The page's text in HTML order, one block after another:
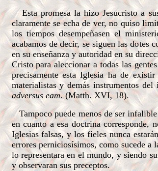
Esta promesa la hizo Jesucristo a
claramente se echa de ver, no quiso
los tiempos desempeñasen el
acabamos de decir, se siguen las
en su enseñanza y autoridad en su
Cristo para aleccionar a todas las
precisamente esta Iglesia ha de
materialistas y demás instrumentos
adversus eam. (Matth. XVI, 18).
Tampoco puede menos de ser infalible
en cuanto a esa doctrina corresponde,
Iglesias falsas, y los fieles nunca
errores perniciosísimos, como sucede a
lo representara en el mundo, y siendo
y observaran sus preceptos.